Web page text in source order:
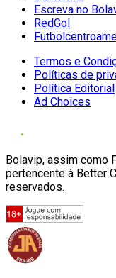
Escreva no
RedGol
Termos e
Políticas de
Política Editorial
Ad Choices
Bolavip, assim como
pertencente à Better
reservados.